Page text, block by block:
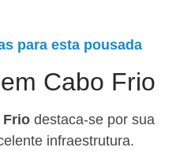
para esta pousada
Cabo Frio
Frio destaca-se por sua
infraestrutura.